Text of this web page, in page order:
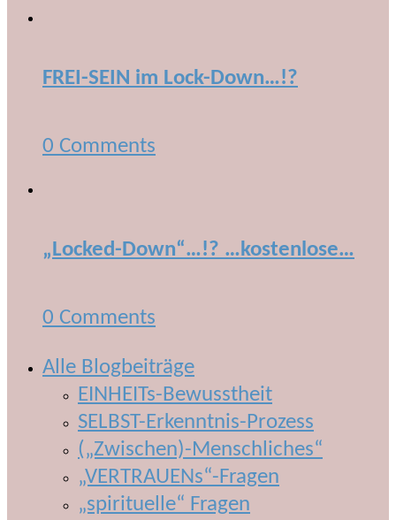
FREI-SEIN im Lock-Down…!?
0 Comments
„Locked-Down“…!? …kostenlose…
0 Comments
Alle Blogbeiträge
EINHEITs-Bewusstheit
SELBST-Erkenntnis-Prozess
(„Zwischen)-Menschliches“
„VERTRAUENs“-Fragen
„spirituelle“ Fragen